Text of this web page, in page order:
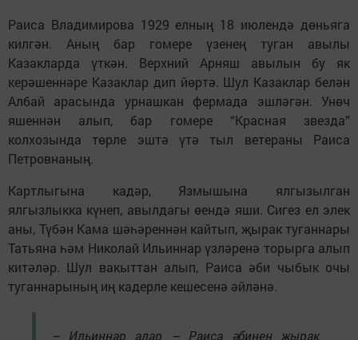
Раиса Владимирова 1929 елның 18 июлендә дөньяга
килгән. Аның бар гомере үзенең туган авылы
Казакларда үткән. Верхний Арняш авылын бу як
керәшеннәре Казаклар дип йөртә. Шул Казаклар белән
Албай арасында урнашкан фермада эшләгән. Унөч
яшеннән алып, бар гомере “Красная звезда”
колхозында төрле эштә үтә тыл ветераны Раиса
Петровнаның.
Картлыгына кадәр, Язмышына ялгызылган
ялгызлыкка күнеп, авылдагы өендә яши. Сигез ел элек
аны, Түбән Кама шәһәреннән кайтып, җырак туганнары
Татьяна һәм Николай Ильиннар үзләренә торырга алып
китәләр. Шул вакыттан алып, Раиса әби чыбык очы
туганнарының иң кадерле кешесенә әйләнә.
– Ильиннар алар – Раиса әбинең җырак